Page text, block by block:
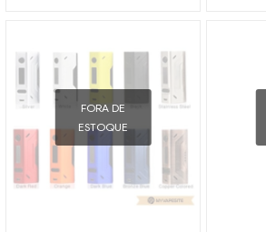
FORA DE
ESTOQUE